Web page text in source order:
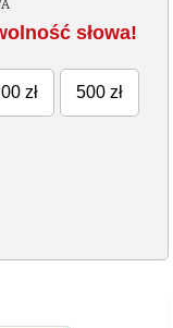
słowa!
zł 500 zł